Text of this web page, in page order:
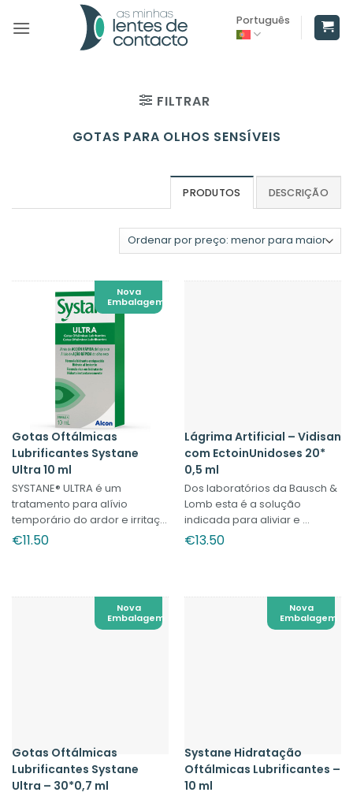
Português
FILTRAR
GOTAS PARA OLHOS SENSÍVEIS
PRODUTOS DESCRIÇÃO
Nova
Embalagem
Gotas Oftálmicas
Lubrificantes Systane
Ultra 10 ml
SYSTANE® ULTRA é um
tratamento para alívio
temporário do ardor e irritaç...
€11.50
Lágrima Artificial – Vidisan
com EctoinUnidoses 20*
0,5 ml
Dos laboratórios da Bausch &
Lomb esta é a solução
indicada para aliviar e ...
€13.50
Nova
Embalagem
Gotas Oftálmicas
Lubrificantes Systane
Ultra – 30*0,7 ml
Nova
Embalagem
Systane Hidratação
Oftálmicas Lubrificantes –
10 ml